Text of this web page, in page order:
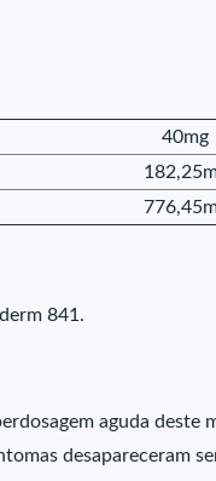
40mg
841.
aguda deste
desapareceram